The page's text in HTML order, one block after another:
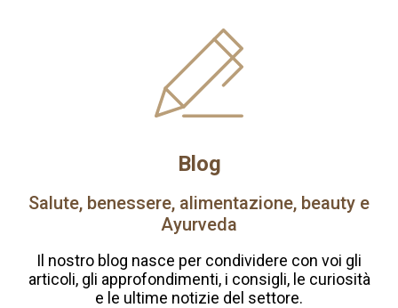
Blog
Salute, benessere, alimentazione, beauty e
Ayurveda
Il nostro blog nasce per condividere con voi gli
articoli, gli approfondimenti, i consigli, le curiosità
e le ultime notizie del settore.